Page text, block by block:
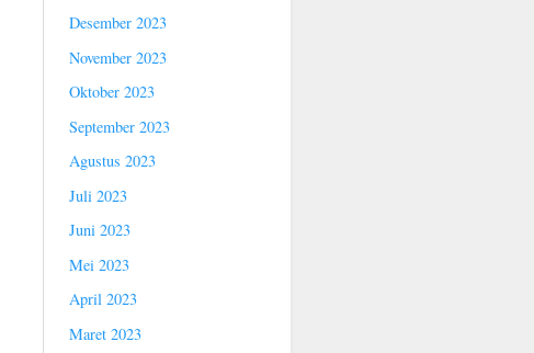
Desember 2023
November 2023
Oktober 2023
September 2023
Agustus 2023
Juli 2023
Juni 2023
Mei 2023
April 2023
Maret 2023